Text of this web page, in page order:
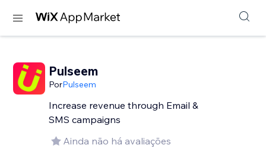
Pulseem
PorPulseem
Increase revenue through Email &
SMS campaigns
Ainda não há avaliações